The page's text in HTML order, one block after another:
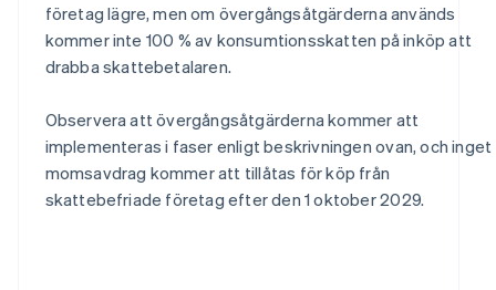
företag lägre, men om övergångsåtgärderna används
kommer inte 100 % av konsumtionsskatten på inköp att
drabba skattebetalaren.
Observera att övergångsåtgärderna kommer att
implementeras i faser enligt beskrivningen ovan, och inget
momsavdrag kommer att tillåtas för köp från
skattebefriade företag efter den 1 oktober 2029.